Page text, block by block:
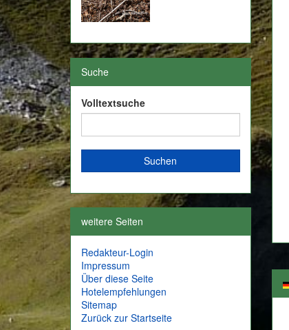
Suche
Volltextsuche
weitere Seiten
Redakteur-Login
Impressum
Über diese Seite
Hotelempfehlungen
Sitemap
Zurück zur Startseite